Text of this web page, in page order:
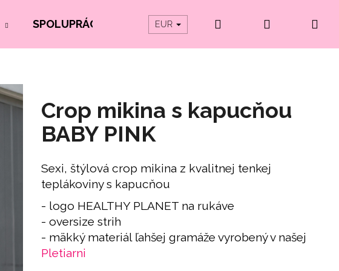
SPOLUPRÁCE PRODUKTY Z ORGANICKEJ BAVLNY
EUR Prihlásenie
Crop mikina s kapucňou
BABY PINK
Sexi, štýlová crop mikina z kvalitnej tenkej
teplákoviny s kapucňou
- logo HEALTHY PLANET na rukáve
- oversize strih
- mäkký materiál ľahšej gramáže vyrobený v našej
Pletiarni